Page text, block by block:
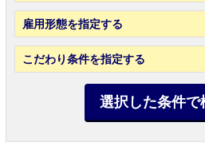
雇用形態を指定する
こだわり条件を指定する
選択した条件で